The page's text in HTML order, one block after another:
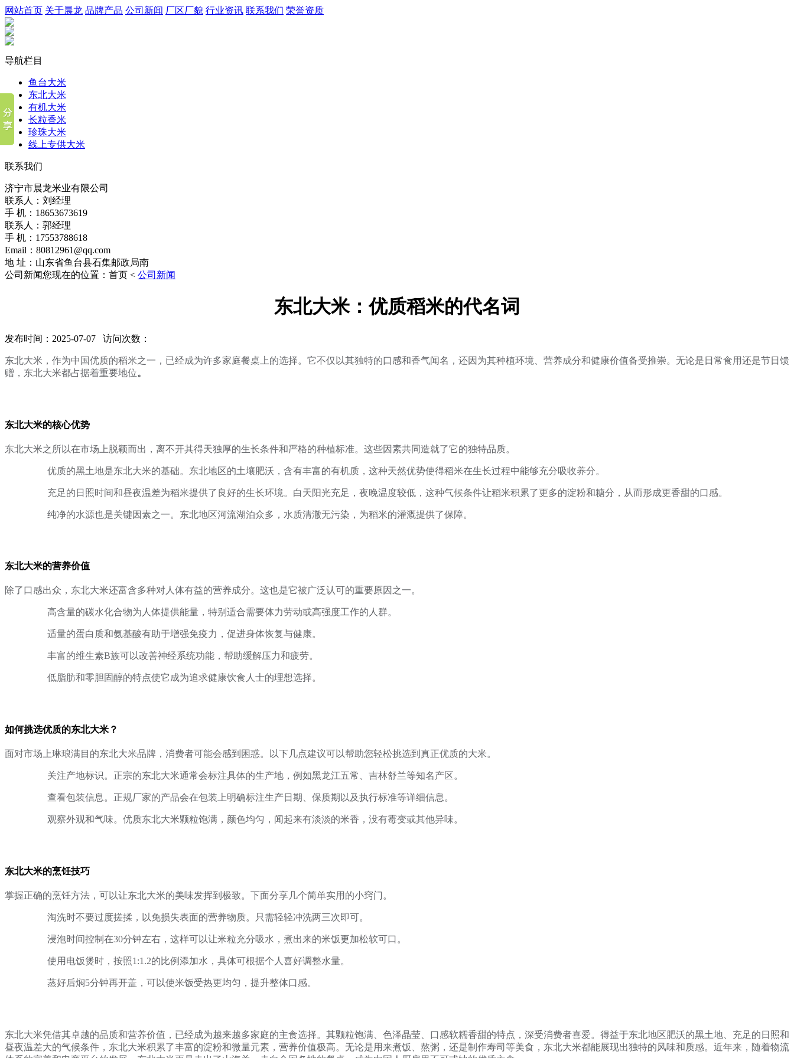
网站首页 关于晨龙 品牌产品 公司新闻 厂区厂貌 行业资讯 联系我们 荣誉资质
导航栏目
鱼台大米
东北大米
有机大米
长粒香米
珍珠大米
线上专供大米
联系我们
济宁市晨龙米业有限公司
联系人：刘经理
手 机：18653673619
联系人：郭经理
手 机：17553788618
Email：80812961@qq.com
地 址：山东省鱼台县石集邮政局南
公司新闻您现在的位置：首页 < 公司新闻
东北大米：优质稻米的代名词
发布时间：2025-07-07 访问次数：
东北大米，作为中国优质的稻米之一，已经成为许多家庭餐桌上的选择。它不仅以其独特的口感和香气闻名，还因为其种植环境、营养成分和健康价值备受推崇。无论是日常食用还是节日馈
赠，东北大米都占据着重要地位。
东北大米的核心优势
东北大米之所以在市场上脱颖而出，离不开其得天独厚的生长条件和严格的种植标准。这些因素共同造就了它的独特品质。
优质的黑土地是东北大米的基础。东北地区的土壤肥沃，含有丰富的有机质，这种天然优势使得稻米在生长过程中能够充分吸收养分。
充足的日照时间和昼夜温差为稻米提供了良好的生长环境。白天阳光充足，夜晚温度较低，这种气候条件让稻米积累了更多的淀粉和糖分，从而形成更香甜的口感。
纯净的水源也是关键因素之一。东北地区河流湖泊众多，水质清澈无污染，为稻米的灌溉提供了保障。
东北大米的营养价值
除了口感出众，东北大米还富含多种对人体有益的营养成分。这也是它被广泛认可的重要原因之一。
高含量的碳水化合物为人体提供能量，特别适合需要体力劳动或高强度工作的人群。
适量的蛋白质和氨基酸有助于增强免疫力，促进身体恢复与健康。
丰富的维生素B族可以改善神经系统功能，帮助缓解压力和疲劳。
低脂肪和零胆固醇的特点使它成为追求健康饮食人士的理想选择。
如何挑选优质的东北大米？
面对市场上琳琅满目的东北大米品牌，消费者可能会感到困惑。以下几点建议可以帮助您轻松挑选到真正优质的大米。
关注产地标识。正宗的东北大米通常会标注具体的生产地，例如黑龙江五常、吉林舒兰等知名产区。
查看包装信息。正规厂家的产品会在包装上明确标注生产日期、保质期以及执行标准等详细信息。
观察外观和气味。优质东北大米颗粒饱满，颜色均匀，闻起来有淡淡的米香，没有霉变或其他异味。
东北大米的烹饪技巧
掌握正确的烹饪方法，可以让东北大米的美味发挥到极致。下面分享几个简单实用的小窍门。
淘洗时不要过度搓揉，以免损失表面的营养物质。只需轻轻冲洗两三次即可。
浸泡时间控制在30分钟左右，这样可以让米粒充分吸水，煮出来的米饭更加松软可口。
使用电饭煲时，按照1:1.2的比例添加水，具体可根据个人喜好调整水量。
蒸好后焖5分钟再开盖，可以使米饭受热更均匀，提升整体口感。
东北大米凭借其卓越的品质和营养价值，已经成为越来越多家庭的主食选择。其颗粒饱满、色泽晶莹、口感软糯香甜的特点，深受消费者喜爱。得益于东北地区肥沃的黑土地、充足的日照和
昼夜温差大的气候条件，东北大米积累了丰富的淀粉和微量元素，营养价值极高。无论是用来煮饭、熬粥，还是制作寿司等美食，东北大米都能展现出独特的风味和质感。近年来，随着物流